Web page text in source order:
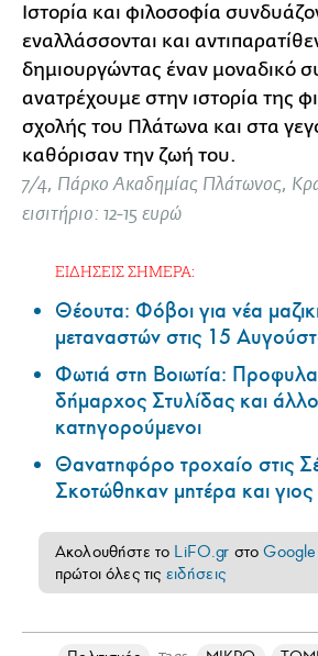
Ιστορία και φιλοσοφία
εναλλάσσονται και
δημιουργώντας έναν μοναδικό
ανατρέχουμε στην ιστορία της
σχολής του Πλάτωνα και στα
καθόρισαν την ζωή του.
7/4, Πάρκο Ακαδημίας Πλάτωνος,
εισιτήριο: 12-15 ευρώ
ΕΙΔΗΣΕΙΣ ΣΗΜΕΡΑ:
Θέουτα: Φόβοι για νέα
μεταναστών στις 15
Φωτιά στη Βοιωτία:
δήμαρχος Στυλίδας και
κατηγορούμενοι
Θανατηφόρο τροχαίο στις
Σκοτώθηκαν μητέρα και γιος
Ακολουθήστε το LiFO.gr στο
πρώτοι όλες τις ειδήσεις